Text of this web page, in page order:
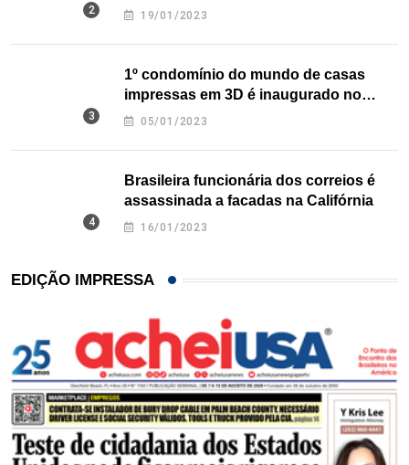
nos EUA
19/01/2023
1º condomínio do mundo de casas
impressas em 3D é inaugurado no
Texas
05/01/2023
Brasileira funcionária dos correios é
assassinada a facadas na Califórnia
16/01/2023
EDIÇÃO IMPRESSA